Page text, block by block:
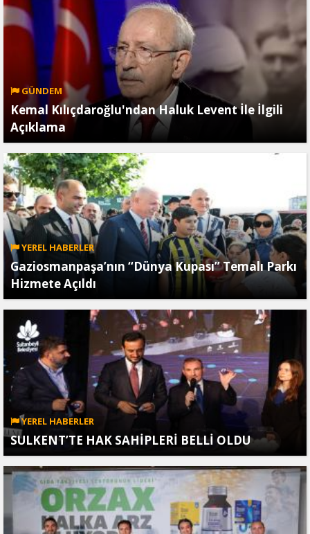
GÜNDEM
Kemal Kılıçdaroğlu'ndan Haluk Levent İle İlgili
Açıklama
YEREL HABERLER
Gaziosmanpaşa’nın “Dünya Kupası” Temalı Parkı
Hizmete Açıldı
YEREL HABERLER
SULKENT’TE HAK SAHİPLERİ BELLİ OLDU